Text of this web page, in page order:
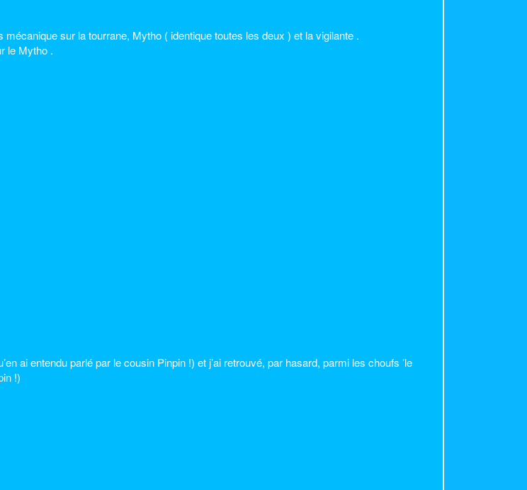
sur la tourrane, Mytho ( identique toutes les deux ) et la vigilante .
le Mytho .
ai entendu parlé par le cousin Pinpin !) et j’ai retrouvé, par hasard, parmi les choufs ’le
!)